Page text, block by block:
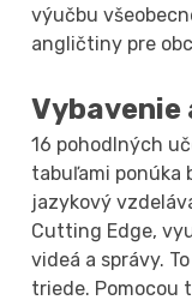
výučbu
angličtiny pre
Vybavenie
16 pohodlných
tabuľami ponúka
jazykový
Cutting Edge,
videá a správy.
triede. Pomocou